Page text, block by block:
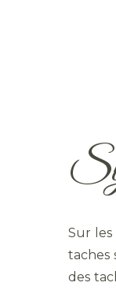
Sur
taches
des